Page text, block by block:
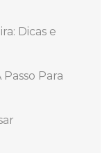
Dicas e
Para